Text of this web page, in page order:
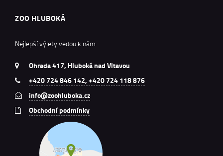
ZOO HLUBOKÁ
Nejlepší výlety vedou k nám
Ohrada 417, Hluboká nad Vltavou
+420 724 846 142, +420 724 118 876
info@zoohluboka.cz
Obchodní podmínky